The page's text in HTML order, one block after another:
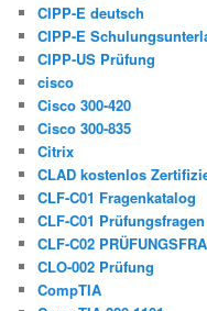
CIPP-E deutsch
CIPP-E
CIPP-US Prüfung
cisco
Cisco 300-420
Cisco 300-835
Citrix
CLAD kostenlos
CLF-C01 Fragenkatalog
CLF-C01 Prüfungsfragen
CLF-C02
CLO-002 Prüfung
CompTIA